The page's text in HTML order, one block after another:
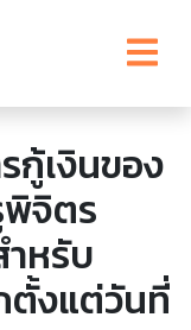
กู้เงินของ
จิตร
หรับ
ตั้งแต่วันที่